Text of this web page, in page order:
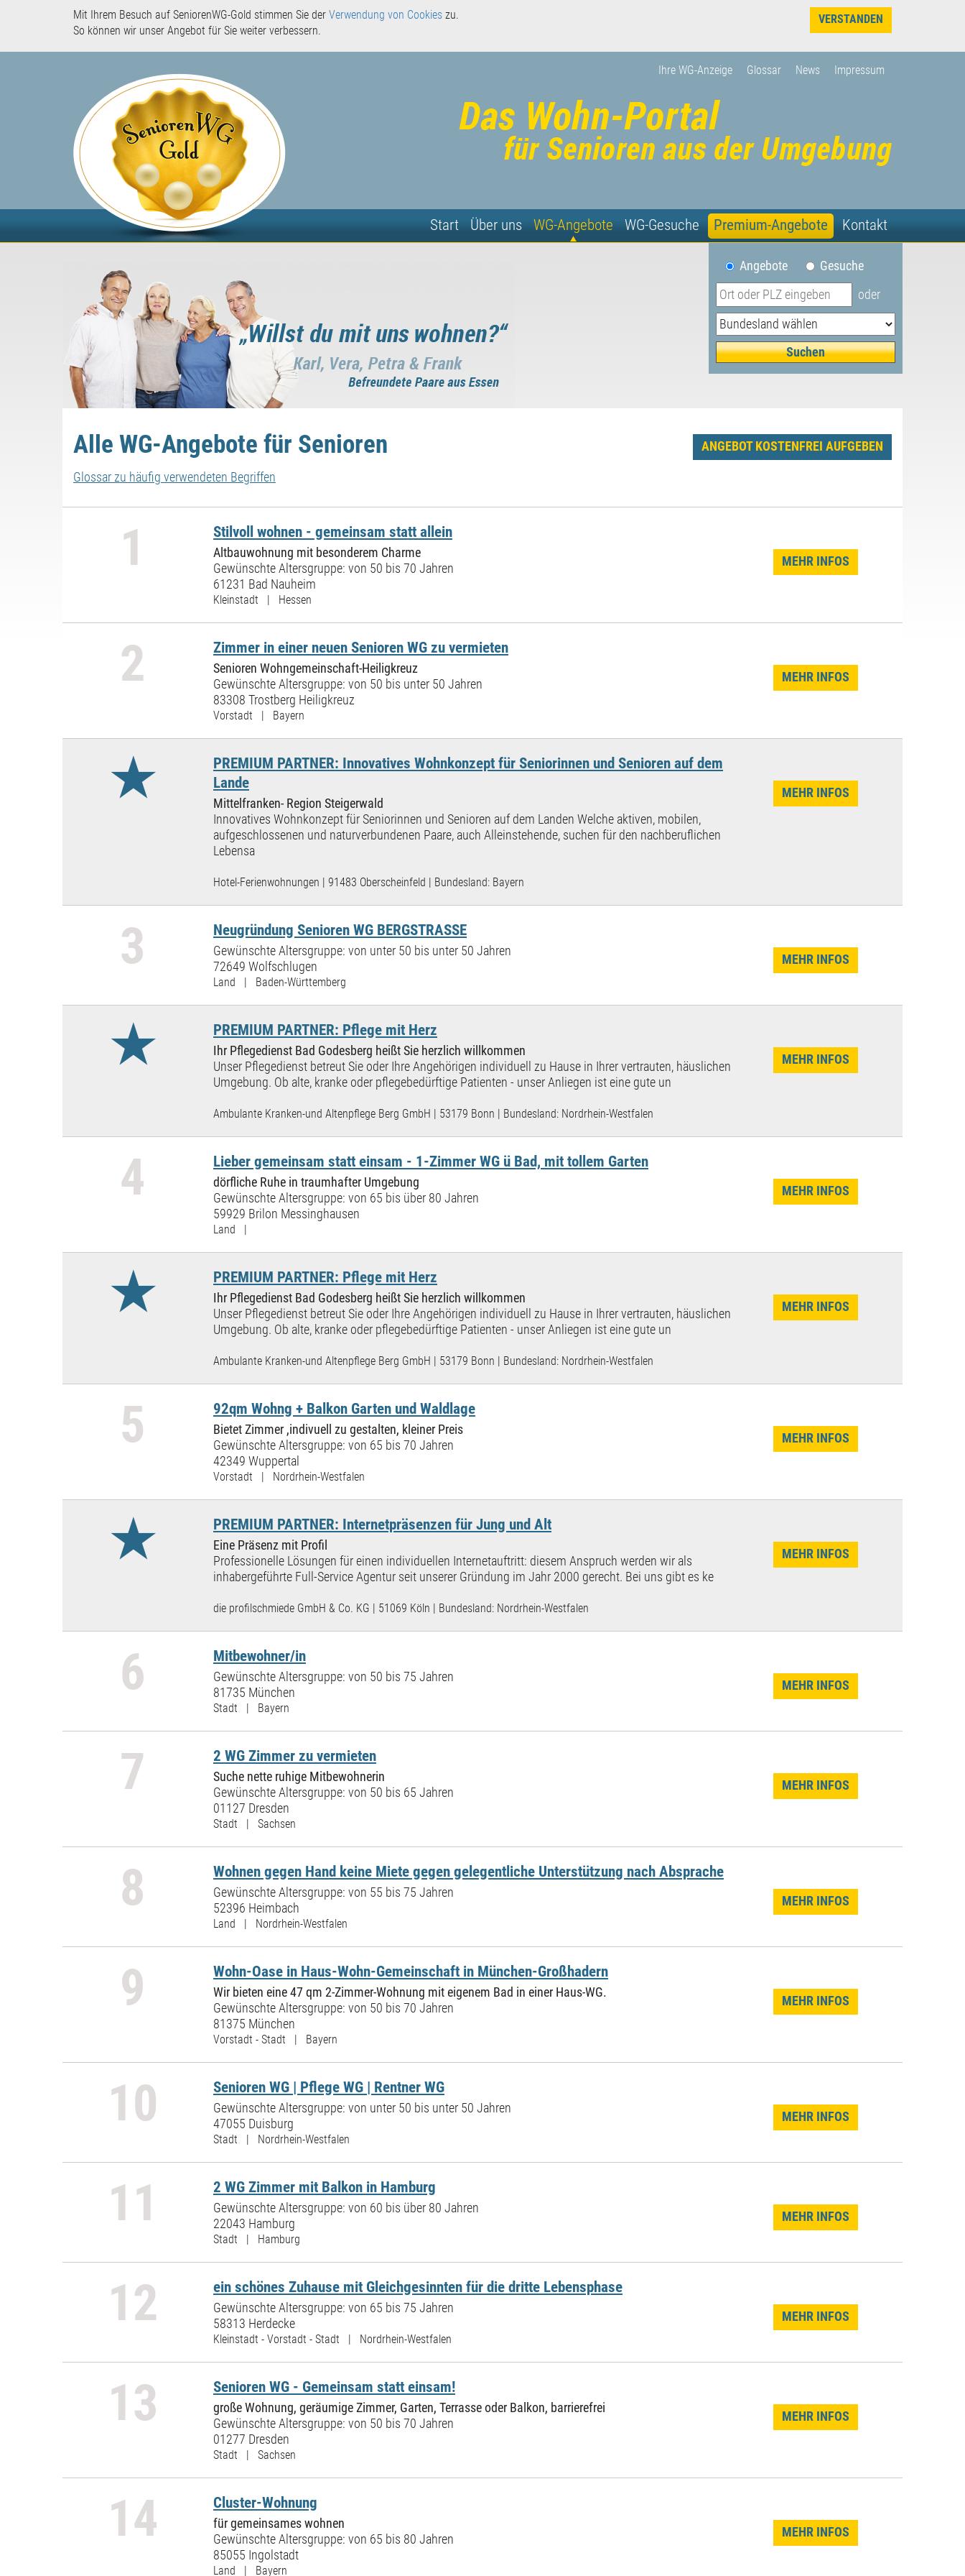
Mit Ihrem Besuch auf SeniorenWG-Gold stimmen Sie der Verwendung von Cookies zu.
So können wir unser Angebot für Sie weiter verbessern.
VERSTANDEN
Ihre WG-Anzeige Glossar News Impressum
Start Über uns WG-Angebote WG-Gesuche Premium-Angebote Kontakt
Angebote
Gesuche
oder
Alle WG-Angebote für Senioren ANGEBOT KOSTENFREI AUFGEBEN
Glossar zu häufig verwendeten Begriffen
1 Stilvoll wohnen - gemeinsam statt allein
Altbauwohnung mit besonderem Charme
Gewünschte Altersgruppe: von 50 bis 70 Jahren
61231 Bad Nauheim
Kleinstadt | Hessen
MEHR INFOS
2 Zimmer in einer neuen Senioren WG zu vermieten
Senioren Wohngemeinschaft-Heiligkreuz
Gewünschte Altersgruppe: von 50 bis unter 50 Jahren
83308 Trostberg Heiligkreuz
Vorstadt | Bayern
MEHR INFOS
★
PREMIUM PARTNER: Innovatives Wohnkonzept für Seniorinnen und Senioren auf dem
Lande
Mittelfranken- Region Steigerwald
Innovatives Wohnkonzept für Seniorinnen und Senioren auf dem Landen Welche aktiven, mobilen,
aufgeschlossenen und naturverbundenen Paare, auch Alleinstehende, suchen für den nachberuflichen
Lebensa
Hotel-Ferienwohnungen | 91483 Oberscheinfeld | Bundesland: Bayern
MEHR INFOS
3 Neugründung Senioren WG BERGSTRASSE
Gewünschte Altersgruppe: von unter 50 bis unter 50 Jahren
72649 Wolfschlugen
Land | Baden-Württemberg
MEHR INFOS
★ PREMIUM PARTNER: Pflege mit Herz
Ihr Pflegedienst Bad Godesberg heißt Sie herzlich willkommen
Unser Pflegedienst betreut Sie oder Ihre Angehörigen individuell zu Hause in Ihrer vertrauten, häuslichen
Umgebung. Ob alte, kranke oder pflegebedürftige Patienten - unser Anliegen ist eine gute un
Ambulante Kranken-und Altenpflege Berg GmbH | 53179 Bonn | Bundesland: Nordrhein-Westfalen
MEHR INFOS
4 Lieber gemeinsam statt einsam - 1-Zimmer WG ü Bad, mit tollem Garten
dörfliche Ruhe in traumhafter Umgebung
Gewünschte Altersgruppe: von 65 bis über 80 Jahren
59929 Brilon Messinghausen
Land |
MEHR INFOS
★ PREMIUM PARTNER: Pflege mit Herz
Ihr Pflegedienst Bad Godesberg heißt Sie herzlich willkommen
Unser Pflegedienst betreut Sie oder Ihre Angehörigen individuell zu Hause in Ihrer vertrauten, häuslichen
Umgebung. Ob alte, kranke oder pflegebedürftige Patienten - unser Anliegen ist eine gute un
Ambulante Kranken-und Altenpflege Berg GmbH | 53179 Bonn | Bundesland: Nordrhein-Westfalen
MEHR INFOS
5 92qm Wohng + Balkon Garten und Waldlage
Bietet Zimmer ,indivuell zu gestalten, kleiner Preis
Gewünschte Altersgruppe: von 65 bis 70 Jahren
42349 Wuppertal
Vorstadt | Nordrhein-Westfalen
MEHR INFOS
★ PREMIUM PARTNER: Internetpräsenzen für Jung und Alt
Eine Präsenz mit Profil
Professionelle Lösungen für einen individuellen Internetauftritt: diesem Anspruch werden wir als
inhabergeführte Full-Service Agentur seit unserer Gründung im Jahr 2000 gerecht. Bei uns gibt es ke
die profilschmiede GmbH & Co. KG | 51069 Köln | Bundesland: Nordrhein-Westfalen
MEHR INFOS
6 Mitbewohner/in
Gewünschte Altersgruppe: von 50 bis 75 Jahren
81735 München
Stadt | Bayern
MEHR INFOS
7 2 WG Zimmer zu vermieten
Suche nette ruhige Mitbewohnerin
Gewünschte Altersgruppe: von 50 bis 65 Jahren
01127 Dresden
Stadt | Sachsen
MEHR INFOS
8 Wohnen gegen Hand keine Miete gegen gelegentliche Unterstützung nach Absprache
Gewünschte Altersgruppe: von 55 bis 75 Jahren
52396 Heimbach
Land | Nordrhein-Westfalen
MEHR INFOS
9 Wohn-Oase in Haus-Wohn-Gemeinschaft in München-Großhadern
Wir bieten eine 47 qm 2-Zimmer-Wohnung mit eigenem Bad in einer Haus-WG.
Gewünschte Altersgruppe: von 50 bis 70 Jahren
81375 München
Vorstadt - Stadt | Bayern
MEHR INFOS
10 Senioren WG | Pflege WG | Rentner WG
Gewünschte Altersgruppe: von unter 50 bis unter 50 Jahren
47055 Duisburg
Stadt | Nordrhein-Westfalen
MEHR INFOS
11 2 WG Zimmer mit Balkon in Hamburg
Gewünschte Altersgruppe: von 60 bis über 80 Jahren
22043 Hamburg
Stadt | Hamburg
MEHR INFOS
12 ein schönes Zuhause mit Gleichgesinnten für die dritte Lebensphase
Gewünschte Altersgruppe: von 65 bis 75 Jahren
58313 Herdecke
Kleinstadt - Vorstadt - Stadt | Nordrhein-Westfalen
MEHR INFOS
13 Senioren WG - Gemeinsam statt einsam!
große Wohnung, geräumige Zimmer, Garten, Terrasse oder Balkon, barrierefrei
Gewünschte Altersgruppe: von 50 bis 70 Jahren
01277 Dresden
Stadt | Sachsen
MEHR INFOS
14 Cluster-Wohnung
für gemeinsames wohnen
Gewünschte Altersgruppe: von 65 bis 80 Jahren
85055 Ingolstadt
Land | Bayern
MEHR INFOS